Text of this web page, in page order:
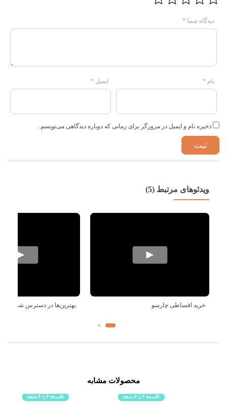
دیدگاه شما *
نام * ایمیل *
ذخیره نام و ایمیل در مرورگر برای زمانی که دوباره دیدگاهی می‌نویسم.
ویدئوهای مرتبط (5)
خرید اقساطی چارسو بهترین‌ها در دسترس شماست!
محصولات مشابه